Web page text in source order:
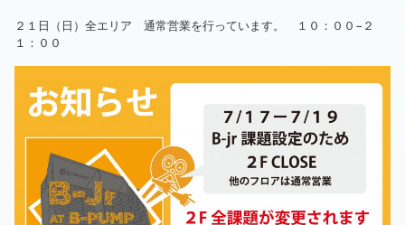
２１日（日）全エリア 通常営業を行っています。 １０：００−２
１：００